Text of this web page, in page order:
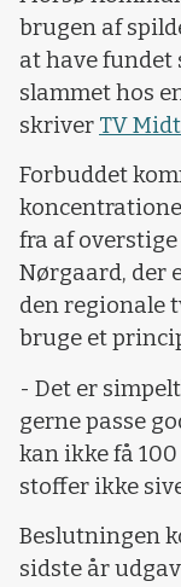
brugen af
at have fundet
slammet hos
skriver TV
Forbuddet
fra af
Nørgaard, der
den regionale
bruge et
- Det er
gerne passe
kan ikke få
stoffer ikke
Beslutningen
sidste år